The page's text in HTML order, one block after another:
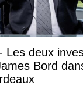
Les deux
Bord